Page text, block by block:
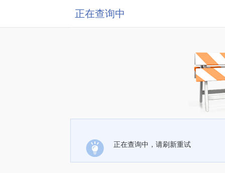
正在查询中
正在查询中，请刷新重试